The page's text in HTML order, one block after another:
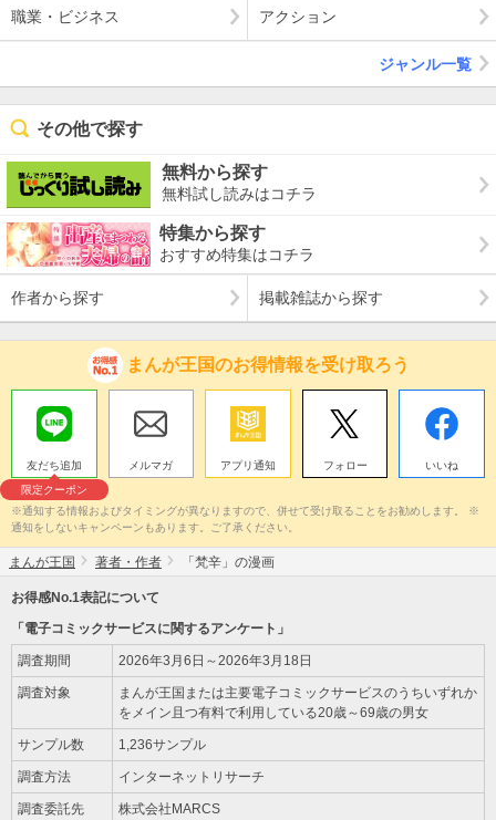
職業・ビジネス アクション
ジャンル一覧
その他で探す
無料から探す
無料試し読みはコチラ
特集から探す
おすすめ特集はコチラ
作者から探す 掲載雑誌から探す
まんが王国のお得情報を受け取ろう
友だち追加
限定クーポン
メルマガ アプリ通知 フォロー いいね
※通知する情報およびタイミングが異なりますので、併せて受け取ることをお勧めします。 ※
通知をしないキャンペーンもあります。ご了承ください。
まんが王国 著者・作者 「梵辛」の漫画
お得感No.1表記について
「電子コミックサービスに関するアンケート」
調査期間 2026年3月6日～2026年3月18日
調査対象
まんが王国または主要電子コミックサービスのうちいずれか
をメイン且つ有料で利用している20歳～69歳の男女
サンプル数 1,236サンプル
調査方法 インターネットリサーチ
調査委託先 株式会社MARCS